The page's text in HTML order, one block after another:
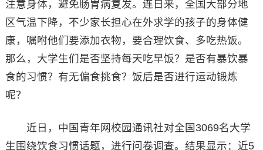
注意身体，避免肠胃病复发。连日来，全国大部分地
区气温下降，不少家长担心在外求学的孩子的身体健
康，嘱咐他们要添加衣物，要合理饮食、多吃热饭。
那么，大学生们是否坚持每天吃早饭？是否有暴饮暴
食的习惯？有无偏食挑食？饭后是否进行运动锻炼
呢？
近日，中国青年网校园通讯社对全国3069名大学
生围绕饮食习惯话题，进行问卷调查。结果显示：近5